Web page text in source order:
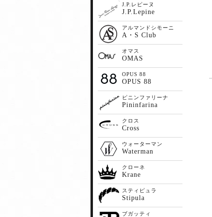
J.P.レピーヌ
J.P.Lepine
アルマンドシモーニ
A・S Club
オマス
OMAS
OPUS 88
OPUS 88
ピニンファリーナ
Pininfarina
クロス
Cross
ウォーターマン
Waterman
クローネ
Krane
スティピュラ
Stipula
ブガッティ